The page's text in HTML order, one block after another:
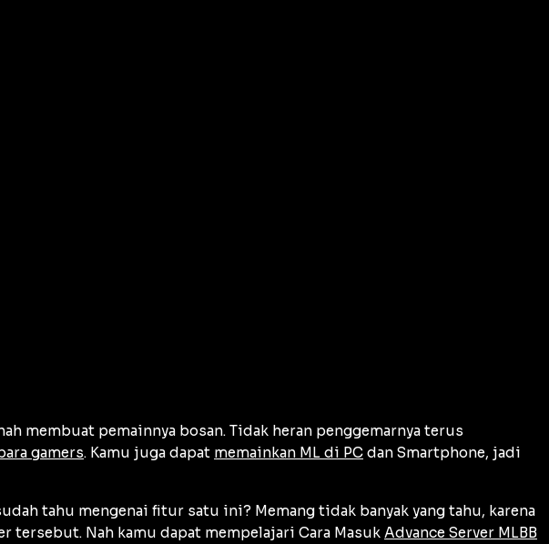
membuat pemainnya bosan. Tidak heran penggemarnya terus
gamers. Kamu juga dapat memainkan ML di PC dan Smartphone, jadi
tahu mengenai fitur satu ini? Memang tidak banyak yang tahu, karena
tersebut. Nah kamu dapat mempelajari Cara Masuk Advance Server MLBB